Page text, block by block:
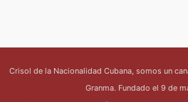
Crisol de la Nacionalidad Cubana, somos un
Granma. Fundado el 9 de